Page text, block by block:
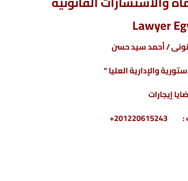
/ أحمد سيد حسن
والإدارية العليا “
إيجارات